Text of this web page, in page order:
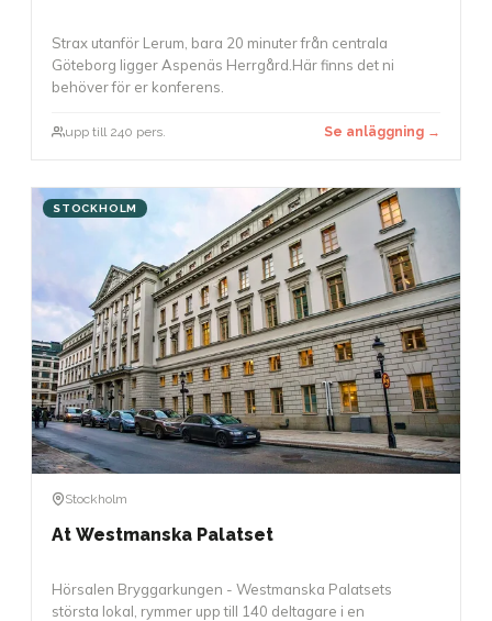
Strax utanför Lerum, bara 20 minuter från centrala
Göteborg ligger Aspenäs Herrgård.Här finns det ni
behöver för er konferens.
upp till 240 pers. Se anläggning →
STOCKHOLM
Stockholm
At Westmanska Palatset
Hörsalen Bryggarkungen - Westmanska Palatsets
största lokal, rymmer upp till 140 deltagare i en